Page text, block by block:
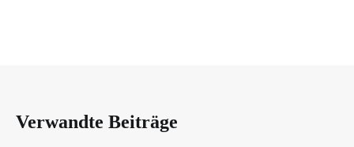
Verwandte Beiträge